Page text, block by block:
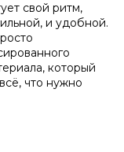
свой ритм,
и удобной.
который
что нужно